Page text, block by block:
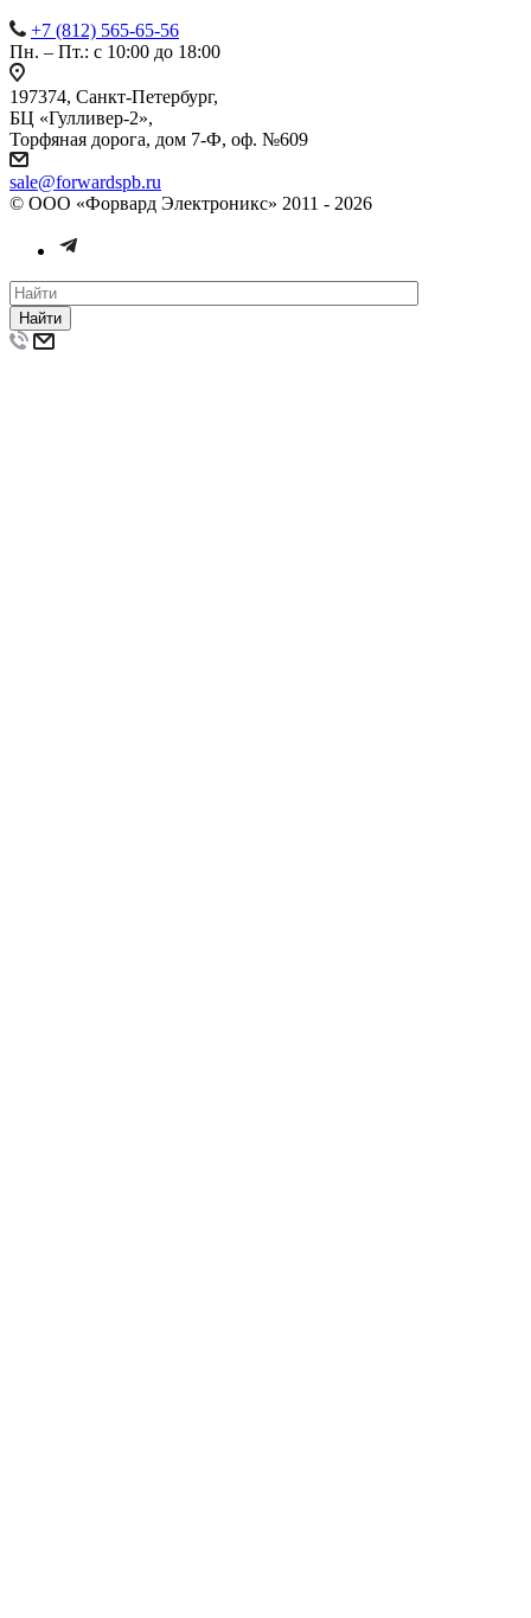
+7 (812) 565-65-56
Пн. – Пт.: с 10:00 до 18:00
197374, Санкт-Петербург,
БЦ «Гулливер-2»,
Торфяная дорога, дом 7-Ф, оф. №609
sale@forwardspb.ru
© ООО «Форвард Электроникс» 2011 - 2026
Найти